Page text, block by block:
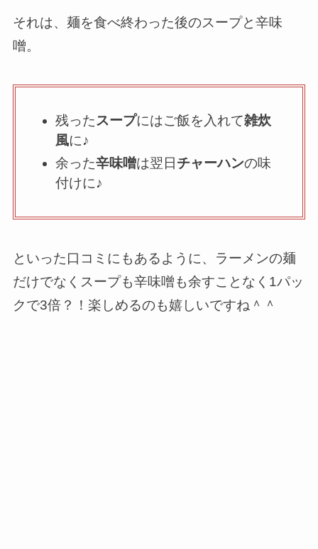
それは、麺を食べ終わった後のスープと辛味
噌。
残ったスープにはご飯を入れて雑炊
風に♪
余った辛味噌は翌日 チャーハンの味
付けに♪
といった口コミにもあるように、ラーメンの麺
だけでなくスープも辛味噌も余すことなく1パッ
クで3倍？！楽しめるのも嬉しいですね＾＾